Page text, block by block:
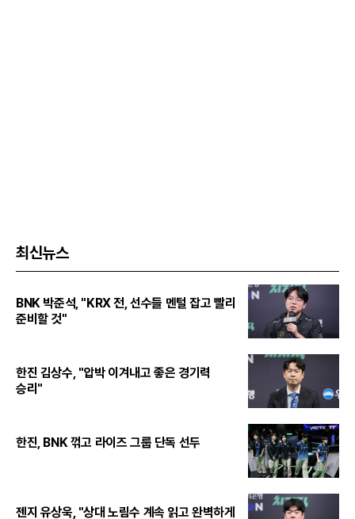
최신뉴스
BNK 박준석, "KRX 전, 선수들 멘털 잡고 빨리
준비할 것"
한진 김상수, "압박 이겨내고 좋은 경기력
승리"
한진, BNK 꺾고 라이즈 그룹 단독 선두
젠지 유상욱, "상대 노림수 계속 읽고 완벽하게